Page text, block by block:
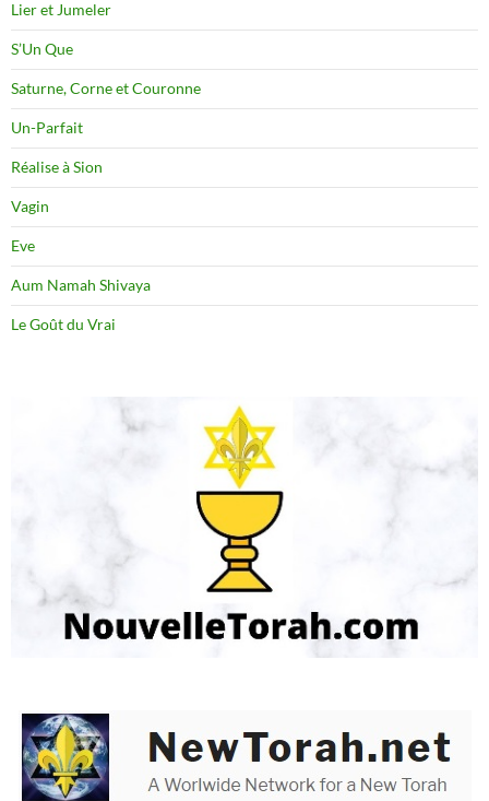
Lier et Jumeler
S’Un Que
Saturne, Corne et Couronne
Un-Parfait
Réalise à Sion
Vagin
Eve
Aum Namah Shivaya
Le Goût du Vrai